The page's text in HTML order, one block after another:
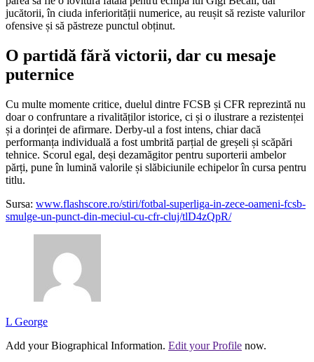
jucătorii, în ciuda inferiorității numerice, au reușit să reziste valurilor
ofensive și să păstreze punctul obținut.
O partidă fără victorii, dar cu mesaje
puternice
Cu multe momente critice, duelul dintre FCSB și CFR reprezintă nu
doar o confruntare a rivalităților istorice, ci și o ilustrare a rezistenței
și a dorinței de afirmare. Derby-ul a fost intens, chiar dacă
performanța individuală a fost umbrită parțial de greșeli și scăpări
tehnice. Scorul egal, deși dezamăgitor pentru suporterii ambelor
părți, pune în lumină valorile și slăbiciunile echipelor în cursa pentru
titlu.
Sursa: www.flashscore.ro/stiri/fotbal-superliga-in-zece-oameni-fcsb-
smulge-un-punct-din-meciul-cu-cfr-cluj/tlD4zQpR/
L George
Add your Biographical Information. Edit your Profile now.